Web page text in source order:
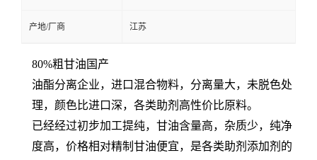
产地/厂商 江苏
80%粗甘油国产
油酯分离企业，进口混合物料，分离量大，未脱色处
理，颜色比进口深，各类助剂高性价比原料。
已经经过初步加工提纯，甘油含量高，杂质少，纯净
度高，价格相对精制甘油便宜，是各类助剂添加剂的